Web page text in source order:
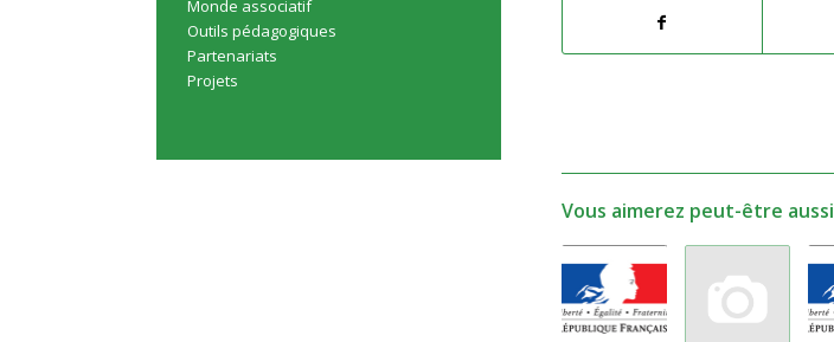
Vous aimerez peut-être aussi
Monde associatif
Outils pédagogiques
Partenariats
Projets